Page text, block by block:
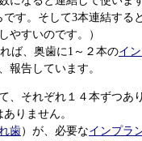
す。そして3本連結する
やすいのです。）
ば、奥歯に1～２本のイ
報告しています。
、それぞれ１４本ずつあ
りません。
歯）が、必要なインプラ